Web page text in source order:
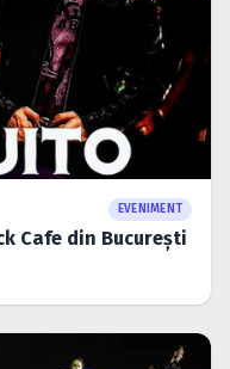
EVENIMENT
Cafe din Bucureşti